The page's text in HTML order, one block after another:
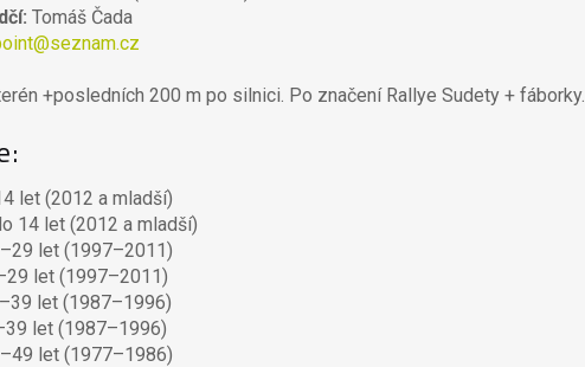
Tomáš Čada
+posledních 200 m po silnici. Po značení Rallye Sudety + fáborky.
let (2012 a mladší)
14 let (2012 a mladší)
let (1997–2011)
let (1997–2011)
let (1987–1996)
let (1987–1996)
let (1977–1986)